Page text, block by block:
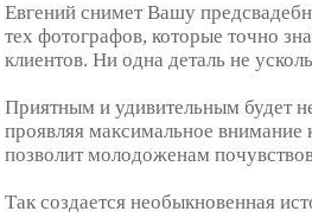
Евгений снимет Вашу
тех фотографов, которые точно
клиентов. Ни одна деталь не
Приятным и удивительным будет
проявляя максимальное внимание
позволит молодоженам
Так создается необыкновенная